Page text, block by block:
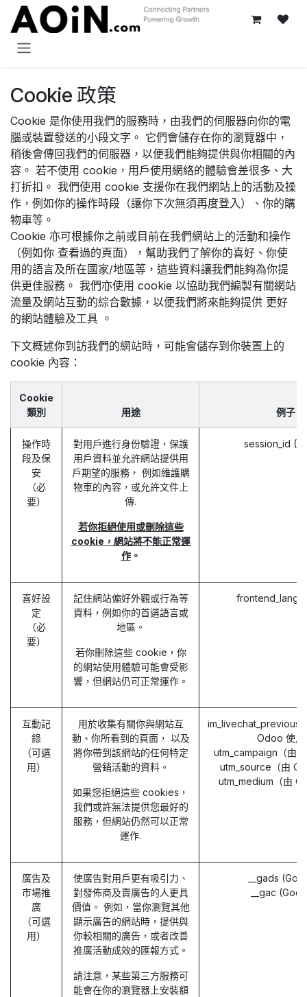
跳至內容
Cookie 政策
Cookie 是你使用我們的服務時，由我們的伺服器向你的電
腦或裝置發送的小段文字。 它們會儲存在你的瀏覽器中，
稍後會傳回我們的伺服器，以便我們能夠提供與你相關的內
容。 若不使用 cookie，用戶使用網絡的體驗會差很多、大
打折扣。 我們使用 cookie 支援你在我們網站上的活動及操
作，例如你的操作時段（讓你下次無須再度登入）、你的購
物車等。
Cookie 亦可根據你之前或目前在我們網站上的活動和操作
（例如你 查看過的頁面），幫助我們了解你的喜好、你使
用的語言及所在國家/地區等，這些資料讓我們能夠為你提
供更佳服務。 我們亦使用 cookie 以協助我們編製有關網站
流量及網站互動的綜合數據，以便我們將來能夠提供 更好
的網站體驗及工具 。
下文概述你到訪我們的網站時，可能會儲存到你裝置上的
cookie 內容：
Cookie
類別
用途 例子
操作時
段及保
安
（必
要）
對用戶進行身份驗證，保護
用戶資料並允許網站提供用
戶期望的服務， 例如維護購
物車的內容，或允許文件上
傳.
若你拒絕使用或刪除這些
cookie，網站將不能正常運
作。
session_id
喜好設
定
（必
要）
記住網站偏好外觀或行為等
資料，例如你的首選語言或
地區。
若你刪除這些 cookie，你
的網站使用體驗可能會受影
響，但網站仍可正常運作。
frontend_lang
互動記
錄
（可選
用）
用於收集有關你與網站互
動、你所看到的頁面， 以及
將你帶到該網站的任何特定
營銷活動的資料。
如果您拒絕這些 cookies，
我們或許無法提供您最好的
服務，但網站仍然可以正常
運作.
Odoo 使用
utm_campaign（由
utm_source（由
utm_medium（由
廣告及
市場推
廣
（可選
用）
使廣告對用戶更有吸引力、
對發佈商及賣廣告的人更具
價值。 例如，當你瀏覽其他
顯示廣告的網站時，提供與
你較相關的廣告，或者改善
推廣活動成效的匯報方式。
請注意，某些第三方服務可
能會在你的瀏覽器上安裝額
__gads
__gac